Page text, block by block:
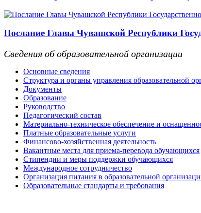
Послание Главы Чувашской Республики
Сведения об образовательной организации
Основные сведения
Структура и органы управления образовательной
Документы
Образование
Руководство
Педагогический состав
Материально-техническое обеспечение и
Платные образовательные услуги
Финансово-хозяйственная деятельность
Вакантные места для приема-перевода обучающихся
Стипендии и меры поддержки обучающихся
Международное сотрудничество
Организация питания в образовательной
Образовательные стандарты и требования